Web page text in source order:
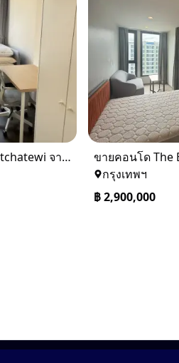
ขาย Ideo Q Siam ratchatewi จาก BTS ราชเทวี 300 เมตร เจ้าของขายเอง
กรุงเทพฯ
฿2,900,000